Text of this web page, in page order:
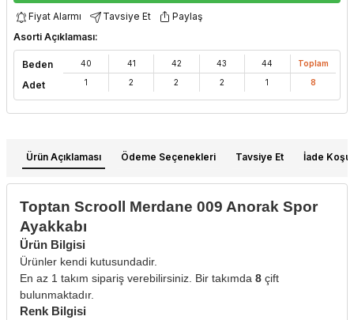
Fiyat Alarmı Tavsiye Et
Paylaş
Asorti Açıklaması:
Beden
Adet
40
1
41
2
42
2
43
2
44
1
Toplam
8
Ürün Açıklaması Ödeme Seçenekleri Tavsiye Et İade
Toptan Scrooll Merdane 009 Anorak Spor
Ayakkabı
Ürün Bilgisi
Ürünler kendi kutusundadir.
En az 1 takım sipariş verebilirsiniz. Bir takımda 8 çift
bulunmaktadır.
Renk Bilgisi